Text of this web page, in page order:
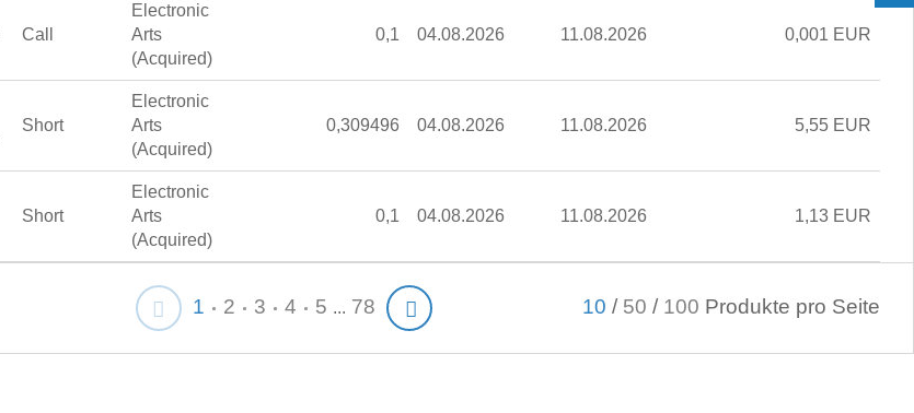
Call
Electronic
Arts
(Acquired)
0,1 04.08.2026 11.08.2026 0,001 EUR
Short
Electronic
Arts
(Acquired)
0,309496 04.08.2026 11.08.2026 5,55 EUR
Short
Electronic
Arts
(Acquired)
0,1 04.08.2026 11.08.2026 1,13 EUR
1 2 3 4 5 ... 78 10 / 50 / 100 Produkte pro Seite